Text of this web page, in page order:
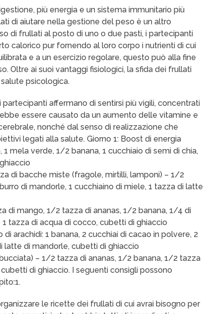
più energia e un sistema immunitario più
di aiutare nella gestione del peso è un altro
di frullati al posto di uno o due pasti, i partecipanti
calorico pur fornendo al loro corpo i nutrienti di cui
e a un esercizio regolare, questo può alla fine
Oltre ai suoi vantaggi fisiologici, la sfida dei frullati
psicologica.
affermano di sentirsi più vigili, concentrati
essere causato da un aumento delle vitamine e
nonché dal senso di realizzazione che
legati alla salute. Giorno 1: Boost di energia
mela verde, 1/2 banana, 1 cucchiaio di semi di chia,
di bacche miste (fragole, mirtilli, lamponi) – 1/2
di mandorle, 1 cucchiaino di miele, 1 tazza di latte
di mango, 1/2 tazza di ananas, 1/2 banana, 1/4 di
tazza di acqua di cocco, cubetti di ghiaccio
arachidi: 1 banana, 2 cucchiai di cacao in polvere, 2
latte di mandorle, cubetti di ghiaccio
– 1/2 tazza di ananas, 1/2 banana, 1/2 tazza
di ghiaccio. I seguenti consigli possono
le ricette dei frullati di cui avrai bisogno per